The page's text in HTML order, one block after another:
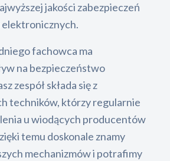
jakości zabezpieczeń
elektronicznych.
fachowca ma
na bezpieczeństwo
zespół składa się z
techników, którzy regularnie
u wiodących producentów
temu doskonale znamy
mechanizmów i potrafimy